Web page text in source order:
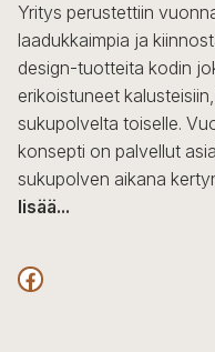
Yritys perustettiin
laadukkaimpia ja
design-tuotteita kodin
erikoistuneet
sukupolvelta toiselle.
konsepti on palvellut
sukupolven aikana
lisää...
F